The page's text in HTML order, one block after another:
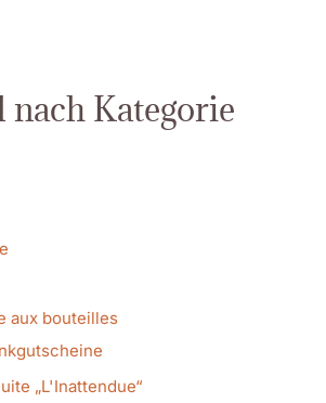
nach Kategorie
aux bouteilles
„L'Inattendue“